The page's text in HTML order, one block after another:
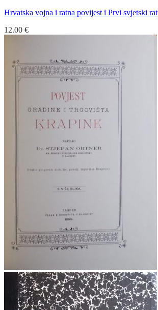
Hrvatska vojna i ratna povijest i Prvi svjetski rat
12.00 €